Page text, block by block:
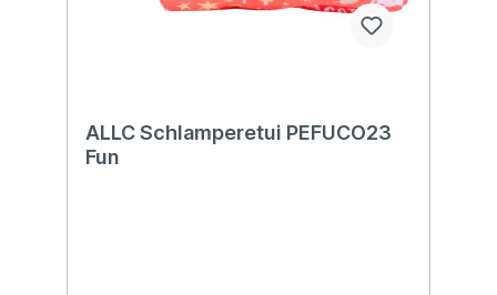
ALLC Schlamperetui PEFUCO23
Fun